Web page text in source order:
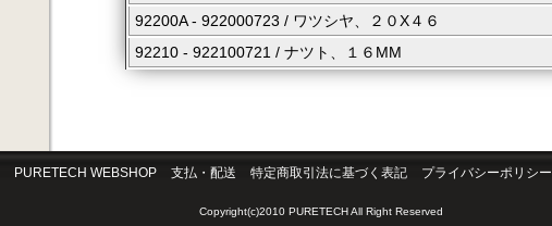
92200A - 922000723 / ワツシヤ、２０X４６
92210 - 922100721 / ナツト、１６MM
PURETECH WEBSHOP 支払・配送 特定商取引法に基づく表記 プライバシーポリシー
Copyright(c)2010 PURETECH All Right Reserved